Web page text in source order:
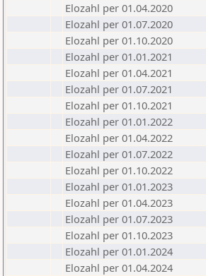
Elozahl per 01.04.2020
Elozahl per 01.07.2020
Elozahl per 01.10.2020
Elozahl per 01.01.2021
Elozahl per 01.04.2021
Elozahl per 01.07.2021
Elozahl per 01.10.2021
Elozahl per 01.01.2022
Elozahl per 01.04.2022
Elozahl per 01.07.2022
Elozahl per 01.10.2022
Elozahl per 01.01.2023
Elozahl per 01.04.2023
Elozahl per 01.07.2023
Elozahl per 01.10.2023
Elozahl per 01.01.2024
Elozahl per 01.04.2024